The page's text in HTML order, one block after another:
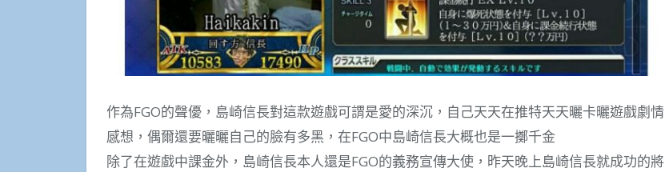
作為FGO的聲優，島崎信長對這款遊戲可謂是愛的深沉，自己天天在推特天天曬卡曬遊戲劇情
感想，偶爾還要曬曬自己的臉有多黑，在FGO中島崎信長大概也是一擲千金
除了在遊戲中課金外，島崎信長本人還是FGO的義務宣傳大使，昨天晚上島崎信長就成功的將